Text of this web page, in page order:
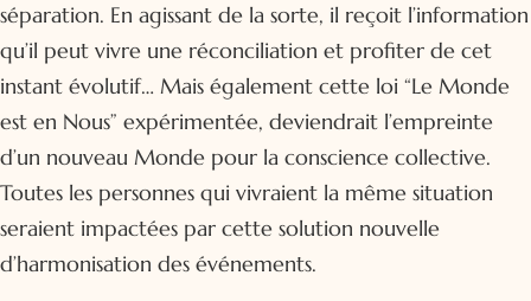
séparation. En agissant de la sorte, il reçoit l’information
qu’il peut vivre une réconciliation et profiter de cet
instant évolutif… Mais également cette loi “Le Monde
est en Nous” expérimentée, deviendrait l’empreinte
d’un nouveau Monde pour la conscience collective.
Toutes les personnes qui vivraient la même situation
seraient impactées par cette solution nouvelle
d’harmonisation des événements.